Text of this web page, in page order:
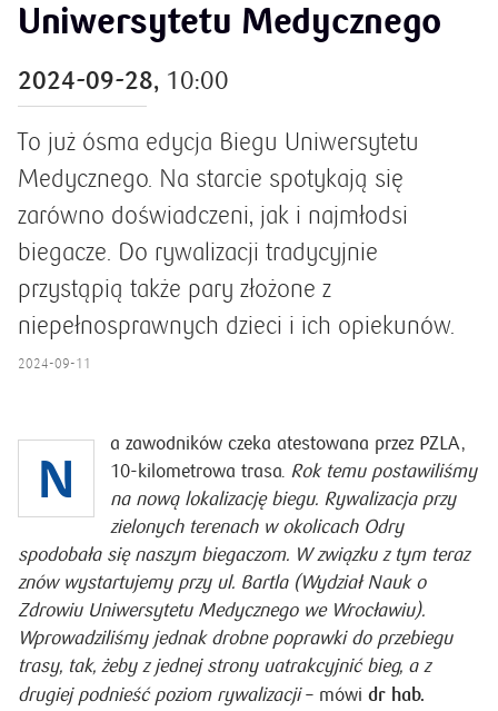
Uniwersytetu Medycznego
2024-09-28, 10:00
To już ósma edycja Biegu Uniwersytetu
Medycznego. Na starcie spotykają się
zarówno doświadczeni, jak i najmłodsi
biegacze. Do rywalizacji tradycyjnie
przystąpią także pary złożone z
niepełnosprawnych dzieci i ich opiekunów.
2024-09-11
N
a zawodników czeka atestowana przez PZLA,
10-kilometrowa trasa. Rok temu postawiliśmy
na nową lokalizację biegu. Rywalizacja przy
zielonych terenach w okolicach Odry
spodobała się naszym biegaczom. W związku z tym teraz
znów wystartujemy przy ul. Bartla (Wydział Nauk o
Zdrowiu Uniwersytetu Medycznego we Wrocławiu).
Wprowadziliśmy jednak drobne poprawki do przebiegu
trasy, tak, żeby z jednej strony uatrakcyjnić bieg, a z
drugiej podnieść poziom rywalizacji– mówi dr hab.